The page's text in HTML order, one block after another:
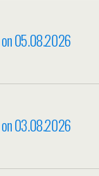
05.08.2026
03.08.2026